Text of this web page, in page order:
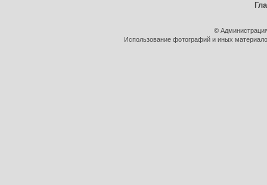
©
Использование фотографий и иных